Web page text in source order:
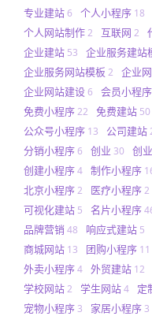
专业建站6 个人小程序 18
个人网站制作2 互联网 2
企业建站 53 企业服务建站
企业服务网站模板 2 企业
企业网站建设6 会员小程序
免费小程序22 免费建站 50
公众号小程序 13 公司建站
分销小程序6 创业 30 创
创建小程序4 制作小程序
北京小程序2 医疗小程序2
可视化建站 5 名片小程序
品牌营销 48 响应式建站 5
商城网站 13 团购小程序 11
外卖小程序4 外贸建站 12
学校网站2 学生网站4 定
宠物小程序 3 家居小程序 3